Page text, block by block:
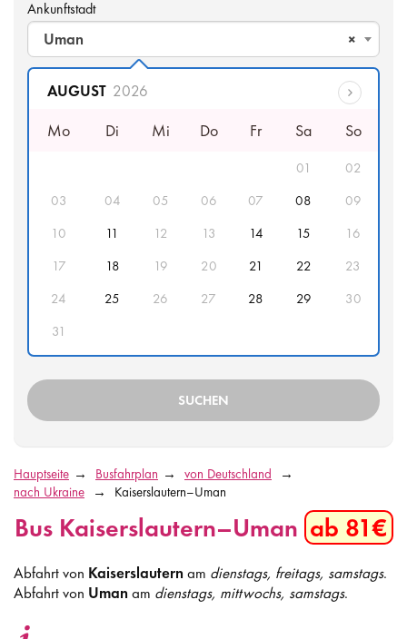
Ankunftstadt
×
Uman
AUGUST 2026
Mo Di Mi Do Fr Sa So
01
02
03
04 05 06 07 08
09
10
11 12 13 14 15
16
17
18 19 20 21 22
23
24
25 26 27 28 29
30
31
Hauptseite Busfahrplan
von Deutschland
nach Ukraine
Kaiserslautern–Uman
Bus Kaiserslautern–Uman ab 81€
Abfahrt von Kaiserslautern am dienstags, freitags, samstags.
Abfahrt von Uman am dienstags, mittwochs, samstags.